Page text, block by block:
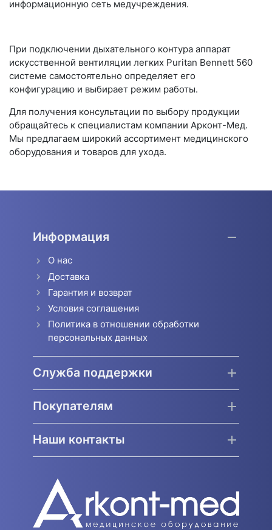
информационную сеть медучреждения.
При подключении дыхательного контура аппарат
искусственной вентиляции легких Puritan Bennett 560
системе самостоятельно определяет его
конфигурацию и выбирает режим работы.
Для получения консультации по выбору продукции
обращайтесь к специалистам компании Арконт-Мед.
Мы предлагаем широкий ассортимент медицинского
оборудования и товаров для ухода.
Информация
О нас
Доставка
Гарантия и возврат
Условия соглашения
Политика в отношении обработки
персональных данных
Служба поддержки
Покупателям
Наши контакты